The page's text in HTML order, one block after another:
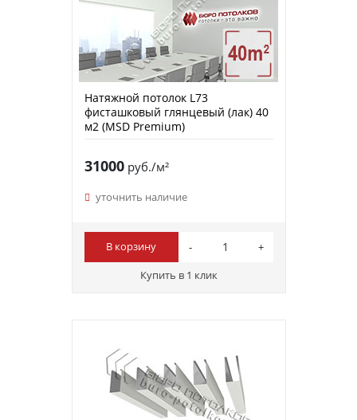
Натяжной потолок L73
фисташковый глянцевый (лак) 40
м2 (MSD Premium)
31000руб./м²
уточнить наличие
В корзину
Купить в 1 клик